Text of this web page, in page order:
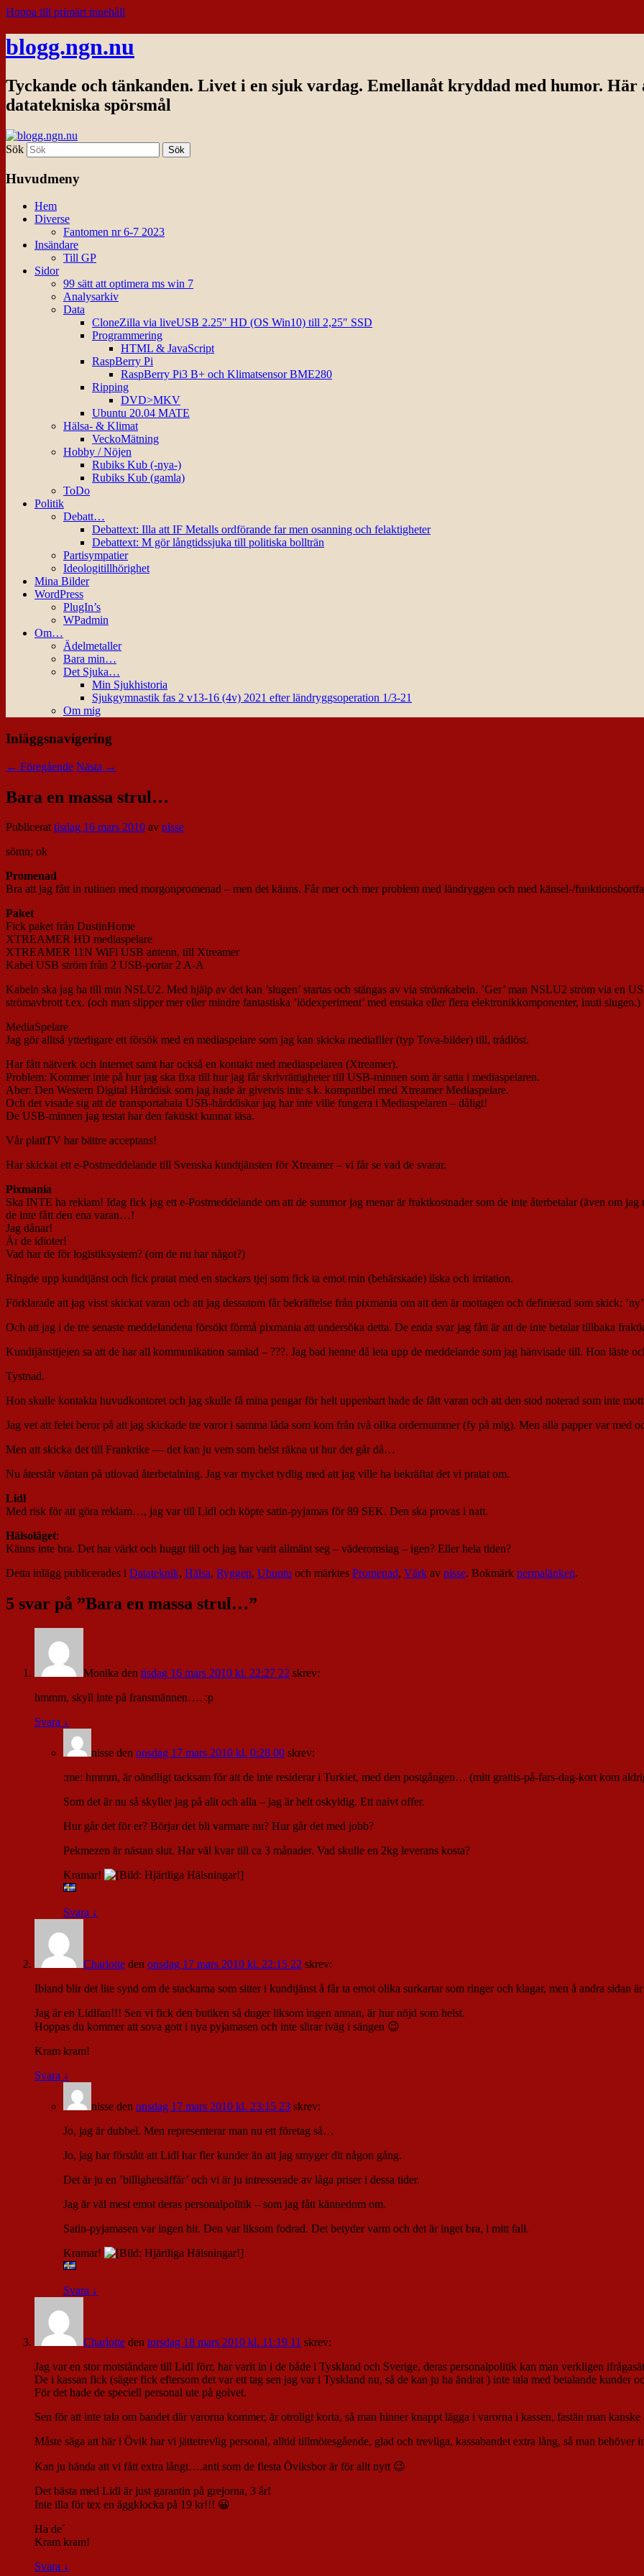
Hoppa till primärt innehåll
blogg.ngn.nu
Tyckande och tänkanden. Livet i en sjuk vardag. Emellanåt kryddad med humor. Här
datatekniska spörsmål
Sök
Huvudmeny
Hem
Diverse
Fantomen nr 6-7 2023
Insändare
Till GP
Sidor
99 sätt att optimera ms win 7
Analysarkiv
Data
CloneZilla via liveUSB 2.25″ HD (OS Win10) till 2,25″ SSD
Programmering
HTML & JavaScript
RaspBerry Pi
RaspBerry Pi3 B+ och Klimatsensor BME280
Ripping
DVD>MKV
Ubuntu 20.04 MATE
Hälsa- & Klimat
VeckoMätning
Hobby / Nöjen
Rubiks Kub (-nya-)
Rubiks Kub (gamla)
ToDo
Politik
Debatt…
Debattext: Illa att IF Metalls ordförande far men osanning och felaktigheter
Debattext: M gör långtidssjuka till politiska bollträn
Partisympatier
Ideologitillhörighet
Mina Bilder
WordPress
PlugIn’s
WPadmin
Om…
Ädelmetaller
Bara min…
Det Sjuka…
Min Sjukhistoria
Sjukgymnastik fas 2 v13-16 (4v) 2021 efter ländryggsoperation 1/3-21
Om mig
Inläggsnavigering
← Föregående Nästa →
Bara en massa strul…
Publicerattisdag 16 mars 2010 av nisse
sömn; ok
Promenad
Bra att jag fått in rutinen med morgonpromenad – men det känns. Får mer och mer problem med ländryggen och med känsel-/
Paket
Fick paket från DustinHome
XTREAMER HD mediaspelare
XTREAMER 11N WiFi USB antenn, till Xtreamer
Kabel USB ström från 2 USB-portar 2 A-A
Kabeln ska jag ha till min NSLU2. Med hjälp av det kan ’slugen’ startas och stängas av via strömkabeln. ’Ger’ man NSLU2 ström via en
strömavbrott t.ex. (och man slipper mer eller mindre fantastiska ’lödexperiment’ med enstaka eller flera elektronikkomponenter, inuti slugen.)
MediaSpelare
Jag gör alltså ytterligare ett försök med en mediaspelare som jag kan skicka mediafiler (typ Tova-bilder) till, trådlöst.
Har fått nätverk och internet samt har också en kontakt med mediaspelaren (Xtreamer).
Problem: Kommer inte på hur jag ska fixa till hur jag får skrivrättigheter till USB-minnen som är satta i mediaspelaren.
Aber: Den Western Digital Hårddisk som jag hade är givetvis inte s.k. kompatibel med Xtreamer Mediaspelare.
Och det visade sig att de transportabala USB-hårddiskar jag har inte ville fungera i Mediaspelaren – dåligt!
De USB-minnen jag testat har den faktiskt kunnat läsa.
Vår plattTV har bättre acceptans!
Har skickat ett e-Postmeddelande till Svenska kundtjänsten för Xtreamer – vi får se vad de svarar.
Pixmania
Ska INTE ha reklam! Idag fick jag ett e-Postmeddelande om att de summor jag menar är fraktkostnader som de inte återbetalar (även om
de inte fått den ena varan…!
Jag dånar!
Är de idioter!
Vad har de för logistiksystem? (om de nu har något?)
Ringde upp kundtjänst och fick pratat med en stackars tjej som fick ta emot min (behärskade) ilska och irritation.
Förklarade att jag visst skickat varan och att jag dessutom får bekräftelse från pixmania om att den är mottagen och definierad som skick:
Och att jag i de tre senaste meddelandena försökt förmå pixmania att undersöka detta. De enda svar jag fått är att de inte betalar tillbaka
Kundtjänsttjejen sa att de har all kommunikation samlad – ???. Jag bad henne då leta upp de meddelande som jag hänvisade till. Hon läste
Tystnad.
Hon skulle kontakta huvudkontoret och jag skulle få mina pengar för helt uppenbart hade de fått varan och att den stod noterad som inte
Jag vet att felet beror på att jag skickade tre varor i samma låda som kom från två olika ordernummer (fy på mig). Men alla papper var med
Men att skicka det till Frankrike — det kan ju vem som helst räkna ut hur det går då…
Nu återstår väntan på utlovad återbetalning. Jag var mycket tydlig med att jag ville ha bekräftat det vi pratat om.
Lidl
Med risk för att göra reklam…, jag var till Lidl och köpte satin-pyjamas för 89 SEK. Den ska provas i natt.
Hälsoläget:
Känns inte bra. Det har värkt och huggt till och jag har varit allmänt seg – väderomslag – igen? Eller hela tiden?
Detta inlägg publicerades i Datateknik, Hälsa, Ryggen, Ubuntu och märktes Promenad, Värk av nisse. Bokmärk permalänken.
5 svar på ”Bara en massa strul…”
Monika den tisdag 16 mars 2010 kl. 22:27 22 skrev:
hmmm, skyll inte på fransmännen…. :p
Svara ↓
nisse den onsdag 17 mars 2010 kl. 0:28 00 skrev:
:me: hmmm, är oändligt tacksam för att de inte residerar i Turkiet, med den postgången… (mitt grattis-på-fars-dag-kort kom
Som det är nu så skyller jag på allt och alla – jag är helt oskyldig. Ett naivt offer.
Hur går det för er? Börjar det bli varmare nu? Hur går det med jobb?
Pekmezen är nästan slut. Har väl kvar till ca 3 månader. Vad skulle en 2kg leverans kosta?
Kramar!
Svara ↓
Charlotte den onsdag 17 mars 2010 kl. 22:15 22 skrev:
Ibland blir det lite synd om de stackarna som sitter i kundtjänst å får ta emot olika surkartar som ringer och klagar, men å andra sidan
Jag är en Lidlfan!!! Sen vi fick den butiken så duger liksom ingen annan, är hur nöjd som helst.
Hoppas du kommer att sova gott i nya pyjamasen och inte slirar iväg i sängen 😉
Kram kram!
Svara ↓
nisse den onsdag 17 mars 2010 kl. 23:15 23 skrev:
Jo, jag är dubbel. Men representerar man nu ett företag så…
Jo, jag har förstått att Lidl har fler kunder än att jag smyger dit någon gång.
Det är ju en ’billighetsäffär’ och vi är ju intresserade av låga priser i dessa tider.
Jag är väl mest emot deras personalpolitik – som jag fått kännedom om.
Satin-pyjamasen var ingen hit. Den var liksom fodrad. Det betyder varm och det är inget bra, i mitt fall.
Kramar!
Svara ↓
Charlotte den torsdag 18 mars 2010 kl. 11:19 11 skrev:
Jag var en stor motståndare till Lidl förr, har varit in i de både i Tyskland och Sverige, deras personalpolitik kan man verkligen
De i kassan fick (säger fick eftersom det var ett tag sen jag var i Tyskland nu, så de kan ju ha ändrat ) inte tala med betalande kunder
För det hade de speciell personal ute på golvet.
Sen för att inte tala om bandet där varorna kommer, är otroligt korta, så man hinner knappt lägga i varorna i kassen, fastän man kanske
Måste säga att här i Övik har vi jättetrevlig personal, alltid tillmötesgående, glad och trevliga, kassabandet extra lång, så man behöver
Kan ju hända att vi fått extra långt….anti som de flesta Öviksbor är för allt nytt 😉
Det bästa med Lidl är just garantin på grejorna, 3 år!
Inte illa för tex en äggklocka på 19 kr!!! 😀
Ha de´
Kram kram!
Svara ↓